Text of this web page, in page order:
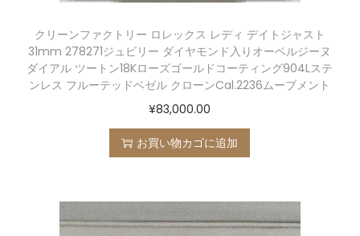
クリーンファクトリー ロレックス レディ デイトジャスト
31mm 278271ジュビリー ダイヤモンド入りオーベルジーヌ
ダイアル ツートン18Kローズゴールドコーティング904Lステ
ンレス フルーテッドベゼル クローンCal.2236ムーブメント
¥83,000.00
お買い物カゴに追加